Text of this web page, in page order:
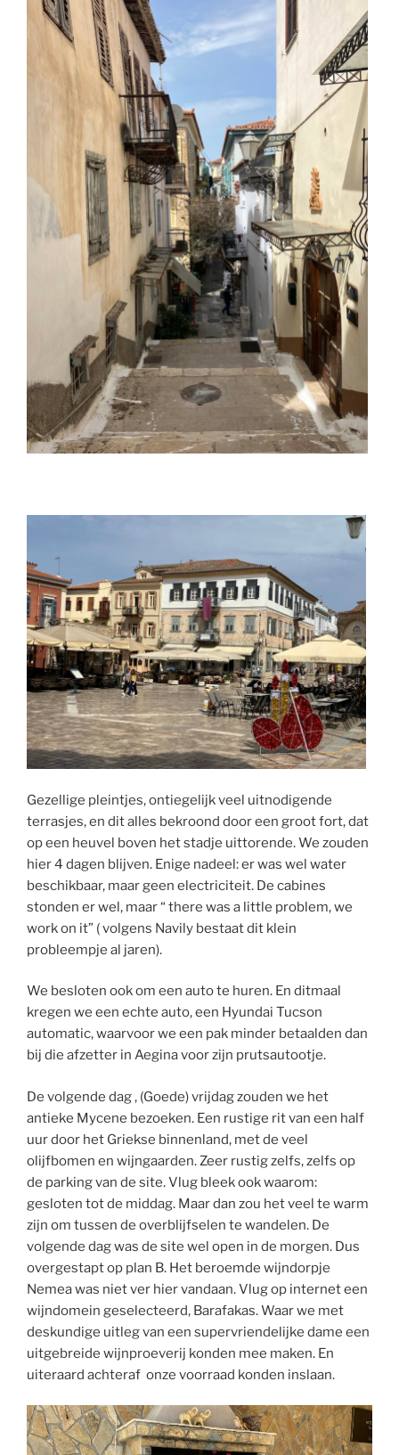
Gezellige pleintjes, ontiegelijk veel uitnodigende
terrasjes, en dit alles bekroond door een groot fort, dat
op een heuvel boven het stadje uittorende. We zouden
hier 4 dagen blijven. Enige nadeel: er was wel water
beschikbaar, maar geen electriciteit. De cabines
stonden er wel, maar “ there was a little problem, we
work on it” ( volgens Navily bestaat dit klein
probleempje al jaren).
We besloten ook om een auto te huren. En ditmaal
kregen we een echte auto, een Hyundai Tucson
automatic, waarvoor we een pak minder betaalden dan
bij die afzetter in Aegina voor zijn prutsautootje.
De volgende dag , (Goede) vrijdag zouden we het
antieke Mycene bezoeken. Een rustige rit van een half
uur door het Griekse binnenland, met de veel
olijfbomen en wijngaarden. Zeer rustig zelfs, zelfs op
de parking van de site. Vlug bleek ook waarom:
gesloten tot de middag. Maar dan zou het veel te warm
zijn om tussen de overblijfselen te wandelen. De
volgende dag was de site wel open in de morgen. Dus
overgestapt op plan B. Het beroemde wijndorpje
Nemea was niet ver hier vandaan. Vlug op internet een
wijndomein geselecteerd, Barafakas. Waar we met
deskundige uitleg van een supervriendelijke dame een
uitgebreide wijnproeverij konden mee maken. En
uiteraard achteraf onze voorraad konden inslaan.